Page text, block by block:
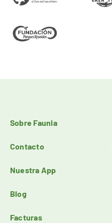
Sobre Faunia
Contacto
Nuestra App
Blog
Facturas